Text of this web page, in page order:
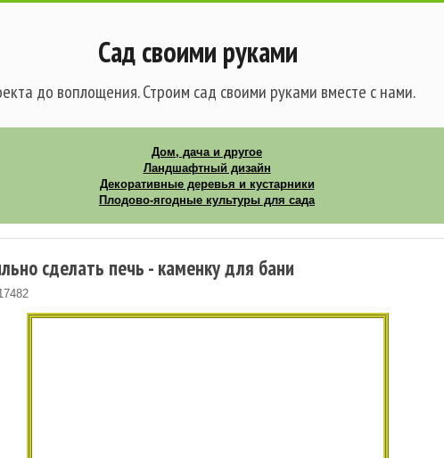
Сад своими руками
до воплощения. Строим сад своими руками вместе с нами.
Дом, дача и другое
Ландшафтный дизайн
Декоративные деревья и кустарники
Плодово-ягодные культуры для сада
сделать печь - каменку для бани